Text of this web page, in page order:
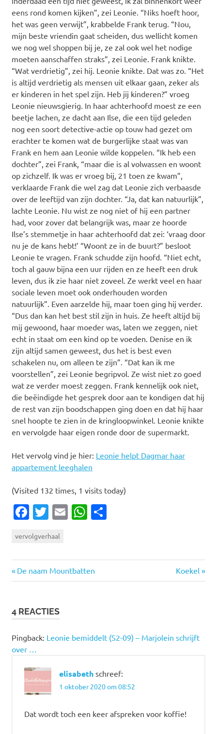
eens rond komen kijken”, zei Leonie. “Niks hoeft hoor,
het was geen verwijt”, krabbelde Frank terug. “Nou,
mijn beste vriendin gaat scheiden, dus wellicht komen
we nog wel shoppen bij je, ze zal ook wel het nodige
moeten aanschaffen straks”, zei Leonie. Frank knikte.
“Wat verdrietig”, zei hij. Leonie knikte. Dat was zo. “Het
is altijd verdrietig als mensen uit elkaar gaan, zeker als
er kinderen in het spel zijn. Heb jij kinderen?” vroeg
Leonie nieuwsgierig. In haar achterhoofd moest ze een
beetje lachen, ze dacht aan Ilse, die een tijd geleden
nog een soort detective-actie op touw had gezet om
erachter te komen wat de burgerlijke staat was van
Frank en hem aan Leonie wilde koppelen. “Ik heb een
dochter”, zei Frank, “maar die is al volwassen en woont
op zichzelf. Ik was er vroeg bij, 21 toen ze kwam”,
verklaarde Frank die wel zag dat Leonie zich verbaasde
over de leeftijd van zijn dochter. “Ja, dat kan natuurlijk”,
lachte Leonie. Nu wist ze nog niet of hij een partner
had, voor zover dat belangrijk was, maar ze hoorde
Ilse’s stemmetje in haar achterhoofd dat zei: ‘vraag door
nu je de kans hebt!’ “Woont ze in de buurt?” besloot
Leonie te vragen. Frank schudde zijn hoofd. “Niet echt,
toch al gauw bijna een uur rijden en ze heeft een druk
leven, dus ik zie haar niet zoveel. Ze werkt veel en haar
sociale leven moet ook onderhouden worden
natuurlijk”. Even aarzelde hij, maar toen ging hij verder.
“Dus dan kan het best stil zijn in huis. Ze heeft altijd bij
mij gewoond, haar moeder was, laten we zeggen, niet
echt in staat om een kind op te voeden. Denise en ik
zijn altijd samen geweest, dus het is best even
schakelen nu, om alleen te zijn”. “Dat kan ik me
voorstellen”, zei Leonie begripvol. Ze wist niet zo goed
wat ze verder moest zeggen. Frank kennelijk ook niet,
die beëindigde het gesprek door aan te kondigen dat hij
de rest van zijn boodschappen ging doen en dat hij haar
snel hoopte te zien in de kringloopwinkel. Leonie knikte
en vervolgde haar eigen ronde door de supermarkt.
Het vervolg vind je hier: Leonie helpt Dagmar haar
appartement leeghalen
(Visited 132 times, 1 visits today)
Facebook
Twitter
EmailWhatsApp
vervolgverhaal
Bericht
Vorige
bericht:
De naam Mountbatten
Volgende
bericht:
Koekel
4 REACTIES
Pingback: Leonie bemiddelt (S2-09) – Marjolein schrijft
over …
elisabeth schreef:
1 oktober 2020 om 08:52
Dat wordt toch een keer afspreken voor koffie!